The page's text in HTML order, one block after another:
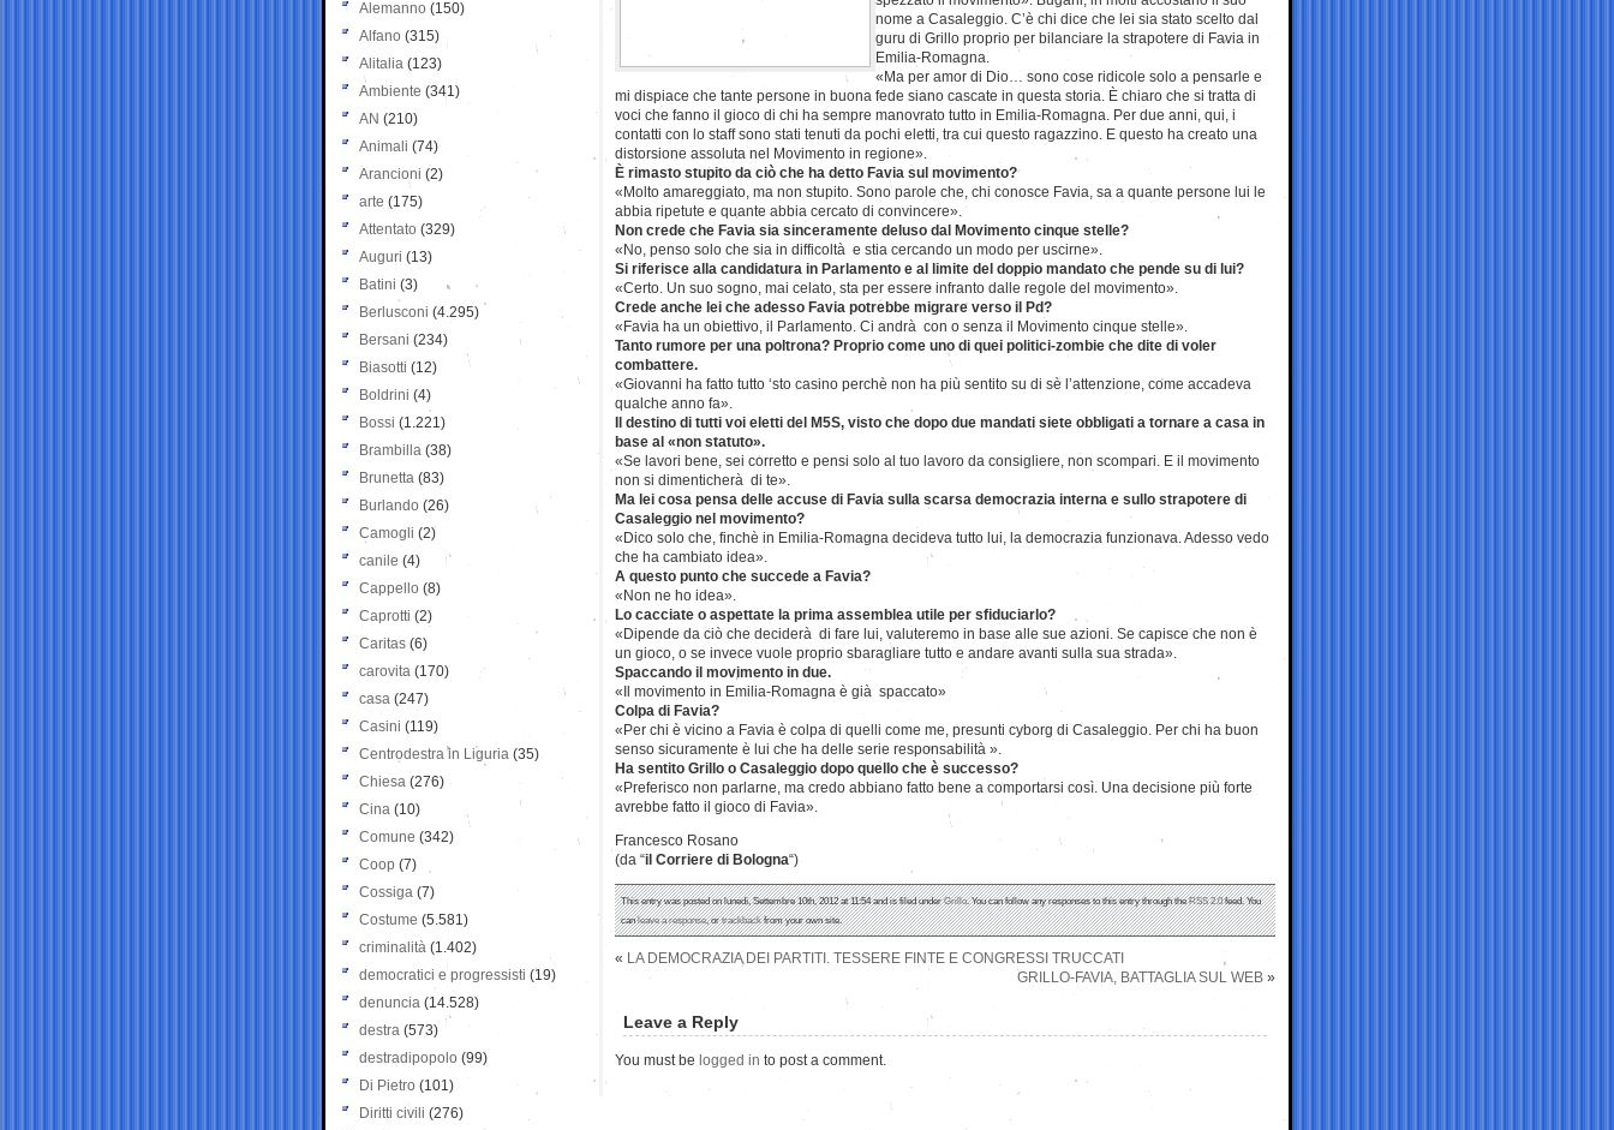
nome a Casaleggio. C’è chi dice che lei sia stato scelto dal
guru di Grillo proprio per bilanciare la strapotere di Favia in
Emilia-Romagna.
«Ma per amor di Dio… sono cose ridicole solo a pensarle e
mi dispiace che tante persone in buona fede siano cascate in questa storia. È chiaro che si tratta di
voci che fanno il gioco di chi ha sempre manovrato tutto in Emilia-Romagna. Per due anni, qui, i
contatti con lo staff sono stati tenuti da pochi eletti, tra cui questo ragazzino. E questo ha creato una
distorsione assoluta nel Movimento in regione».
È rimasto stupito da ciò che ha detto Favia sul movimento?
«Molto amareggiato, ma non stupito. Sono parole che, chi conosce Favia, sa a quante persone lui le
abbia ripetute e quante abbia cercato di convincere».
Non crede che Favia sia sinceramente deluso dal Movimento cinque stelle?
«No, penso solo che sia in difficoltà e stia cercando un modo per uscirne».
Si riferisce alla candidatura in Parlamento e al limite del doppio mandato che pende su di lui?
«Certo. Un suo sogno, mai celato, sta per essere infranto dalle regole del movimento».
Crede anche lei che adesso Favia potrebbe migrare verso il Pd?
«Favia ha un obiettivo, il Parlamento. Ci andrà con o senza il Movimento cinque stelle».
Tanto rumore per una poltrona? Proprio come uno di quei politici-zombie che dite di voler
combattere.
«Giovanni ha fatto tutto ‘sto casino perchè non ha più sentito su di sè l’attenzione, come accadeva
qualche anno fa».
Il destino di tutti voi eletti del M5S, visto che dopo due mandati siete obbligati a tornare a casa in
base al «non statuto».
«Se lavori bene, sei corretto e pensi solo al tuo lavoro da consigliere, non scompari. E il movimento
non si dimenticherà di te».
Ma lei cosa pensa delle accuse di Favia sulla scarsa democrazia interna e sullo strapotere di
Casaleggio nel movimento?
«Dico solo che, finchè in Emilia-Romagna decideva tutto lui, la democrazia funzionava. Adesso vedo
che ha cambiato idea».
A questo punto che succede a Favia?
«Non ne ho idea».
Lo cacciate o aspettate la prima assemblea utile per sfiduciarlo?
«Dipende da ciò che deciderà di fare lui, valuteremo in base alle sue azioni. Se capisce che non è
un gioco, o se invece vuole proprio sbaragliare tutto e andare avanti sulla sua strada».
Spaccando il movimento in due.
«Il movimento in Emilia-Romagna è già spaccato»
Colpa di Favia?
«Per chi è vicino a Favia è colpa di quelli come me, presunti cyborg di Casaleggio. Per chi ha buon
senso sicuramente è lui che ha delle serie responsabilità ».
Ha sentito Grillo o Casaleggio dopo quello che è successo?
«Preferisco non parlarne, ma credo abbiano fatto bene a comportarsi così. Una decisione più forte
avrebbe fatto il gioco di Favia».
Francesco Rosano
(da “il Corriere di Bologna“)
This entry was posted on lunedì, Settembre 10th, 2012 at 11:54 and is filed underGrillo. You can follow any responses to this entry through theRSS 2.0feed. You
canleave a response, ortrackbackfrom your own site.
« LA DEMOCRAZIA DEI PARTITI. TESSERE FINTE E CONGRESSI TRUCCATI
GRILLO-FAVIA, BATTAGLIA SUL WEB »
Leave a Reply
You must be logged in to post a comment.
Alemanno (150)
Alfano (315)
Alitalia (123)
Ambiente (341)
AN (210)
Animali (74)
Arancioni (2)
arte (175)
Attentato (329)
Auguri (13)
Batini (3)
Berlusconi (4.295)
Bersani (234)
Biasotti (12)
Boldrini (4)
Bossi (1.221)
Brambilla (38)
Brunetta (83)
Burlando (26)
Camogli (2)
canile (4)
Cappello (8)
Caprotti (2)
Caritas (6)
carovita (170)
casa (247)
Casini (119)
Centrodestra in Liguria (35)
Chiesa (276)
Cina (10)
Comune (342)
Coop (7)
Cossiga (7)
Costume (5.581)
criminalità (1.402)
democratici e progressisti (19)
denuncia (14.528)
destra (573)
destradipopolo (99)
Di Pietro (101)
Diritti civili (276)